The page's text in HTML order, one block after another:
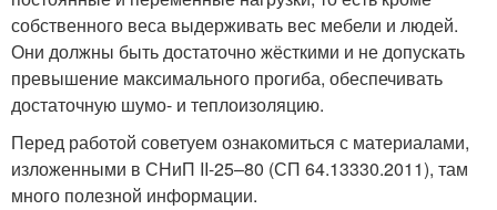
собственного веса выдерживать вес мебели и людей.
Они должны быть достаточно жёсткими и не допускать
превышение максимального прогиба, обеспечивать
достаточную шумо- и теплоизоляцию.
Перед работой советуем ознакомиться с материалами,
изложенными в СНиП II-25–80 (СП 64.13330.2011), там
много полезной информации.